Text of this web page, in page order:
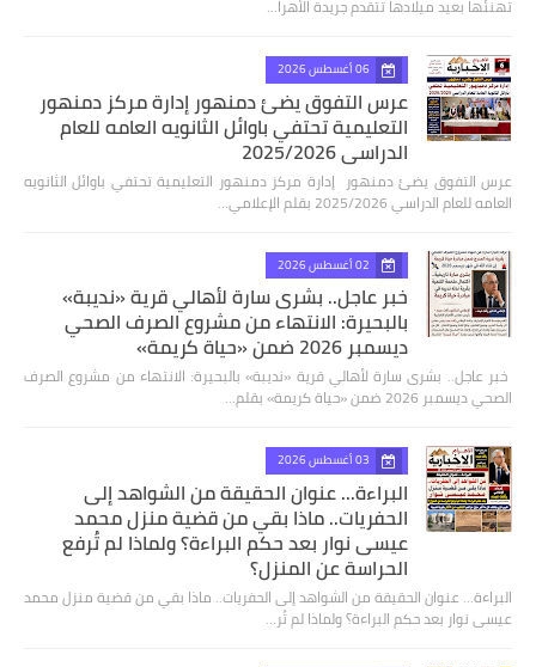
تهنئها بعيد ميلادها تتقدم جريدة الأهرا…
06 أغسطس 2026
عرس التفوق يضئ دمنهور إدارة مركز دمنهور
التعليمية تحتفي باوائل الثانويه العامه للعام
الدراسي 2025/2026
عرس التفوق يضئ دمنهور إدارة مركز دمنهور التعليمية تحتفي باوائل الثانويه
العامه للعام الدراسي 2025/2026 بقلم الإعلامي…
02 أغسطس 2026
خبر عاجل.. بشرى سارة لأهالي قرية «نديبة»
بالبحيرة: الانتهاء من مشروع الصرف الصحي
ديسمبر 2026 ضمن «حياة كريمة»
​ خبر عاجل.. بشرى سارة لأهالي قرية «نديبة» بالبحيرة: الانتهاء من مشروع الصرف
الصحي ديسمبر 2026 ضمن «حياة كريمة» بقلم…
03 أغسطس 2026
البراءة... عنوان الحقيقة من الشواهد إلى
الحفريات.. ماذا بقي من قضية منزل محمد
عيسى نوار بعد حكم البراءة؟ ولماذا لم تُرفع
الحراسة عن المنزل؟
البراءة... عنوان الحقيقة من الشواهد إلى الحفريات.. ماذا بقي من قضية منزل محمد
عيسى نوار بعد حكم البراءة؟ ولماذا لم تُر…